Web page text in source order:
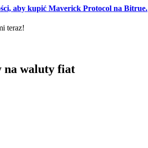
kontraktów futures
aby kupić Maverick Protocol na Bitrue.
teraz!
na waluty fiat